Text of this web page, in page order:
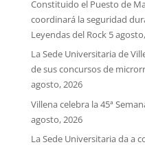
Constituido el Puesto de
coordinará la seguridad
Leyendas del Rock 5
La Sede Universitaria de
de sus concursos de
agosto, 2026
Villena celebra la 45ª
agosto, 2026
La Sede Universitaria da a